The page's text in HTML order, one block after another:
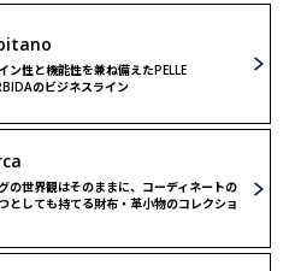
ゴルフ
ン性と機能性を兼ね備えたPELLE
のビジネスライン
の世界観はそのままに、コーディネートの
としても持てる財布・革小物のコレクショ